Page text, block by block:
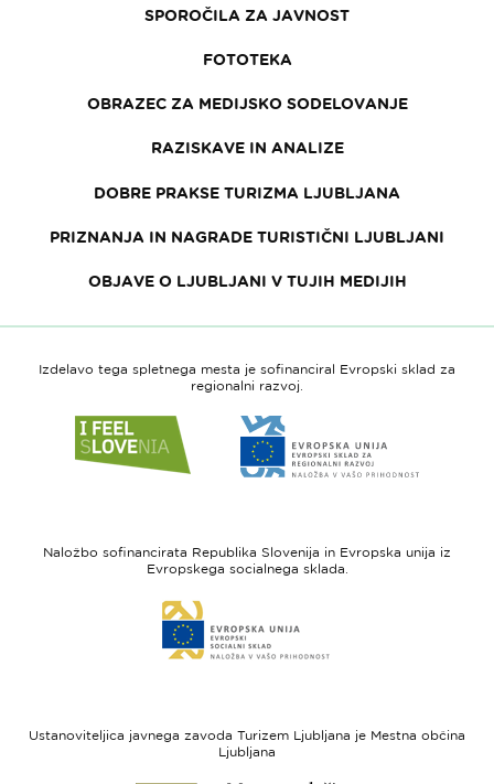
SPOROČILA ZA JAVNOST
FOTOTEKA
OBRAZEC ZA MEDIJSKO SODELOVANJE
RAZISKAVE IN ANALIZE
DOBRE PRAKSE TURIZMA LJUBLJANA
PRIZNANJA IN NAGRADE TURISTIČNI LJUBLJANI
OBJAVE O LJUBLJANI V TUJIH MEDIJIH
Izdelavo tega spletnega mesta je sofinanciral Evropski sklad za
regionalni razvoj.
do
spletne
Slovenia
do
spletne
-
regionalni
Naložbo sofinancirata Republika Slovenija in Evropska unija iz
Evropskega socialnega sklada.
do
spletne
sklad
Ustanoviteljica javnega zavoda Turizem Ljubljana je Mestna občina
Ljubljana